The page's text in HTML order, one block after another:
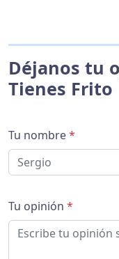
Déjanos tu
Tienes Frito
Tu nombre*
Tu opinión *